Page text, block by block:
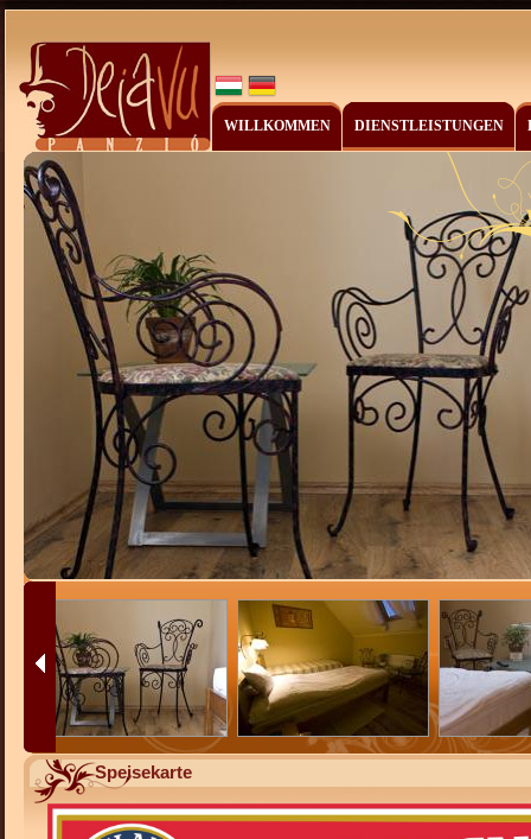
WILLKOMMEN DIENSTLEISTUNGEN
Speisekarte